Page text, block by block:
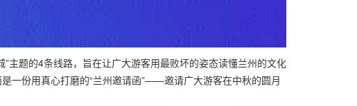
主题的4条线路，旨在让广大游客用最败坏的姿态读懂兰州的文化
一份用真心打磨的“兰州邀请函”——邀请广大游客在中秋的圆月